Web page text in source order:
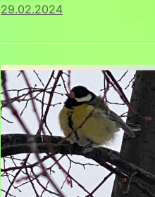
29.02.2024